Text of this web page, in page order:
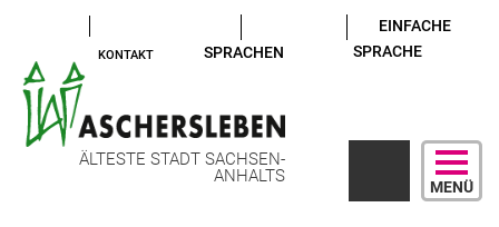
KONTAKT SPRACHEN
EINFACHE
SPRACHE
ÄLTESTE STADT SACHSEN-
ANHALTS
MENÜ